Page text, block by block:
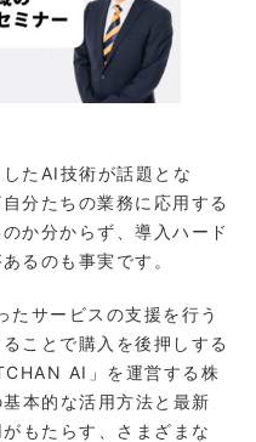
たAI技術が話題とな
分たちの業務に応用する
か分からず、導入ハード
るのも事実です。
サービスの支援を行う
ことで購入を後押しする
AI」を運営する株
本的な活用方法と最新
もたらす、さまざまな